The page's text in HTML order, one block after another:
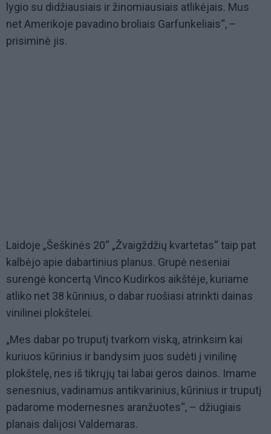
lygio su didžiausiais ir žinomiausiais atlikėjais. Mus
net Amerikoje pavadino broliais Garfunkeliais“, –
prisiminė jis.
Laidoje „Šeškinės 20“ „Žvaigždžių kvartetas“ taip pat
kalbėjo apie dabartinius planus. Grupė neseniai
surengė koncertą Vinco Kudirkos aikštėje, kuriame
atliko net 38 kūrinius, o dabar ruošiasi atrinkti dainas
vinilinei plokštelei.
„Mes dabar po truputį tvarkom viską, atrinksim kai
kuriuos kūrinius ir bandysim juos sudėti į vinilinę
plokštelę, nes iš tikrųjų tai labai geros dainos. Imame
senesnius, vadinamus antikvarinius, kūrinius ir truputį
padarome modernesnes aranžuotes“, – džiugiais
planais dalijosi Valdemaras.